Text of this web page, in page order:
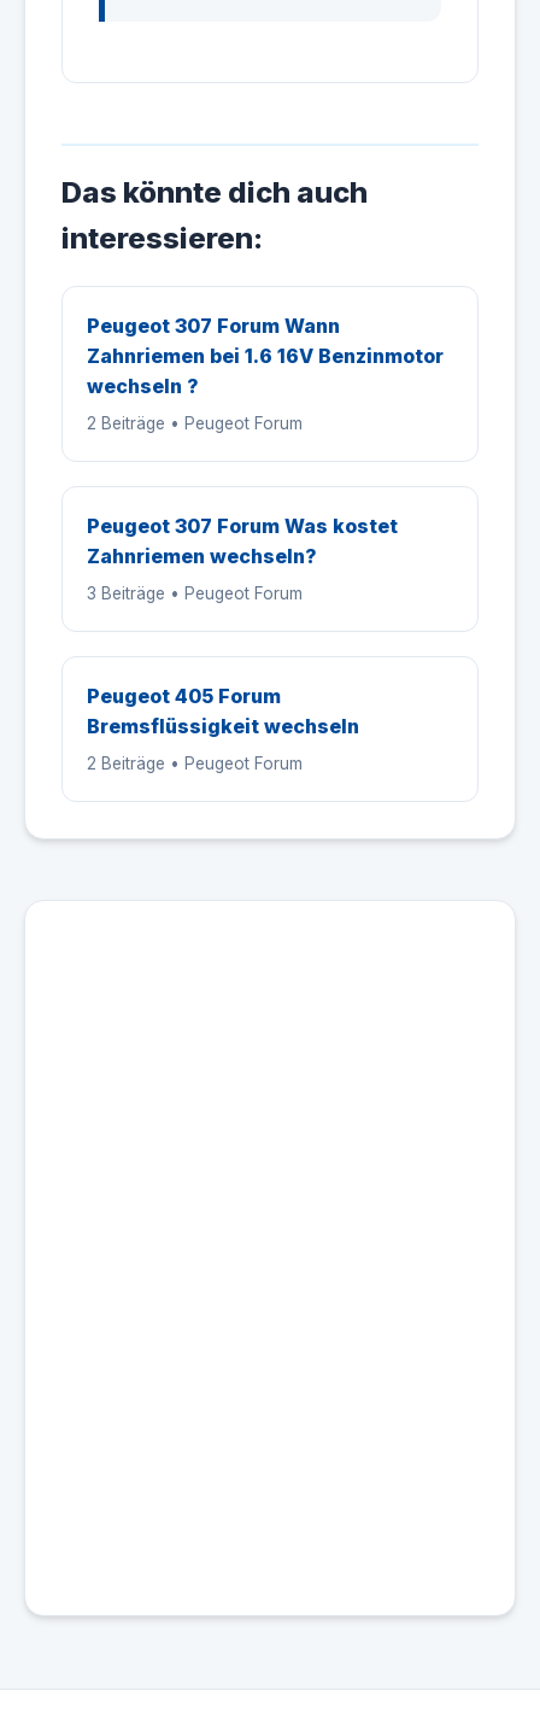
Das könnte dich auch
interessieren:
Peugeot 307 Forum Wann
Zahnriemen bei 1.6 16V Benzinmotor
wechseln ?
2 Beiträge • Peugeot Forum
Peugeot 307 Forum Was kostet
Zahnriemen wechseln?
3 Beiträge • Peugeot Forum
Peugeot 405 Forum
Bremsflüssigkeit wechseln
2 Beiträge • Peugeot Forum